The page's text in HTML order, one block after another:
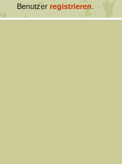
Benutzer registrieren